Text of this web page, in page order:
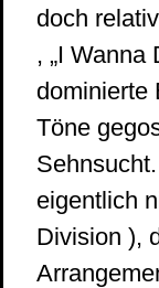
doch
, „I
dominierte
Töne
eigentlich
Division ),